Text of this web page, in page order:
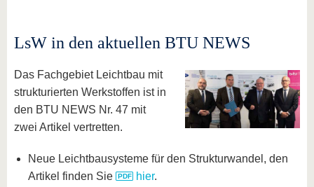
LsW in den aktuellen BTU NEWS
Das Fachgebiet Leichtbau mit
strukturierten Werkstoffen ist in
den BTU NEWS Nr. 47 mit
zwei Artikel vertretten.
Neue Leichtbausysteme für den Strukturwandel, den
Artikel finden Sie
hier.